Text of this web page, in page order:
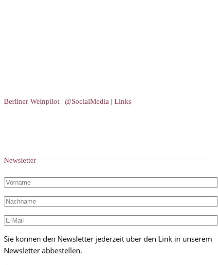
Berliner Weinpilot | @SocialMedia | Links
Newsletter
Sie können den Newsletter jederzeit über den Link in unserem
Newsletter abbestellen.